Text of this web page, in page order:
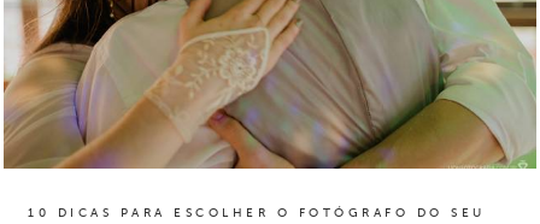
10 DICAS PARA ESCOLHER O FOTÓGRAFO DO SEU